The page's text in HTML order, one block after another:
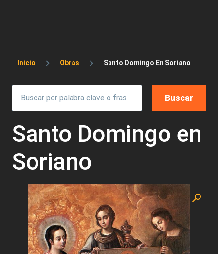
Sobrescribir enlaces de ayuda a la
Inicio Obras Santo Domingo En Soriano
Santo Domingo en
Soriano